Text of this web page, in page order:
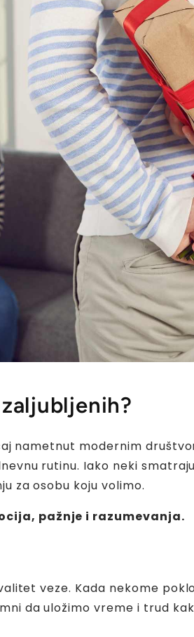
nametnut modernim
rutinu. Iako neki
za osobu koju volimo.
pažnje i razumevanja.
veze. Kada nekome
da uložimo vreme i trud